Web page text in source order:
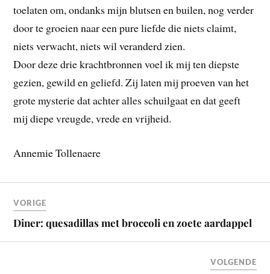
toelaten om, ondanks mijn blutsen en builen, nog verder
door te groeien naar een pure liefde die niets claimt,
niets verwacht, niets wil veranderd zien.
Door deze drie krachtbronnen voel ik mij ten diepste
gezien, gewild en geliefd. Zij laten mij proeven van het
grote mysterie dat achter alles schuilgaat en dat geeft
mij diepe vreugde, vrede en vrijheid.
Annemie Tollenaere
VORIGE
Diner: quesadillas met broccoli en zoete aardappel
VOLGENDE